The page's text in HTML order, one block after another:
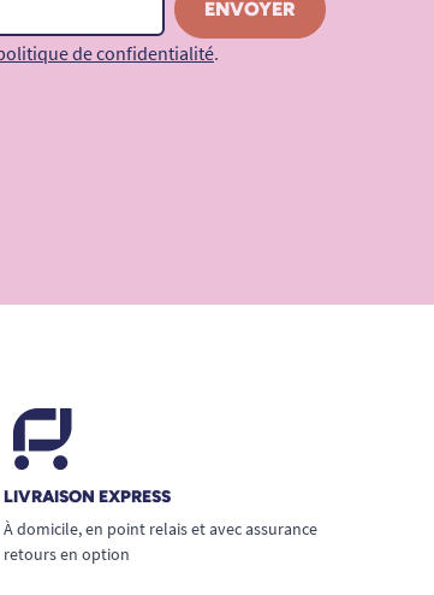
de confidentialité.
LIVRAISON EXPRESS
À domicile, en point relais et avec assurance
retours en option